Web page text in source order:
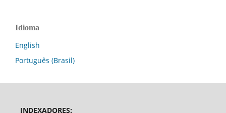
Idioma
English
Português (Brasil)
INDEXADORES: